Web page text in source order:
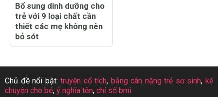
Bổ sung dinh dưỡng cho
trẻ với 9 loại chất cần
thiết các mẹ không nên
bỏ sót
Chủ đề nổi bật:truyện cổ tích, bảng cân nặng trẻ sơ sinh,kể
chuyện cho bé, ý nghĩa tên, chỉ số bmi